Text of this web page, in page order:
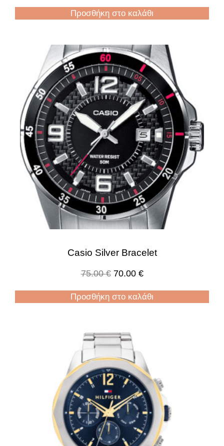
Προσθήκη στο καλάθι
Casio Silver Bracelet
75.00€ 70.00 €
Προσθήκη στο καλάθι